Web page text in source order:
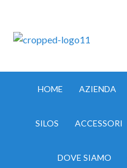
HOME AZIENDA
SILOS ACCESSORI
DOVE SIAMO